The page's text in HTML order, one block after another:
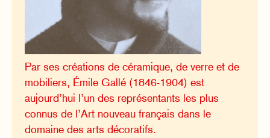
Par ses créations de céramique, de verre et de
mobiliers, Émile Gallé (1846-1904) est
aujourd’hui l’un des représentants les plus
connus de l’Art nouveau français dans le
domaine des arts décoratifs.